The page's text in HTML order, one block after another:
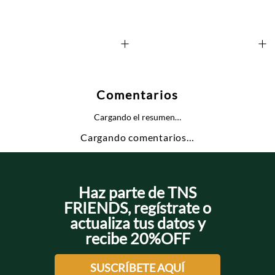
+ +
Comentarios
Cargando el resumen…
Cargando comentarios…
Haz parte de TNS
FRIENDS, regístrate o
actualiza tus datos y
recibe 20%OFF
SUSCRÍBETE AQUÍ